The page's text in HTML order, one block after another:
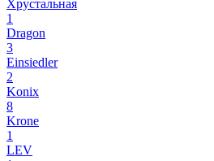
Хрустальная
1
Dragon
3
Einsiedler
2
Konix
8
Krone
1
LEV